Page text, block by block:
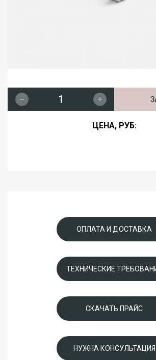
ЦЕНА, РУБ:
ОПЛАТА И ДОСТАВКА
ТЕХНИЧЕСКИЕ
СКАЧАТЬ ПРАЙС
НУЖНА КОНСУЛЬТАЦИЯ